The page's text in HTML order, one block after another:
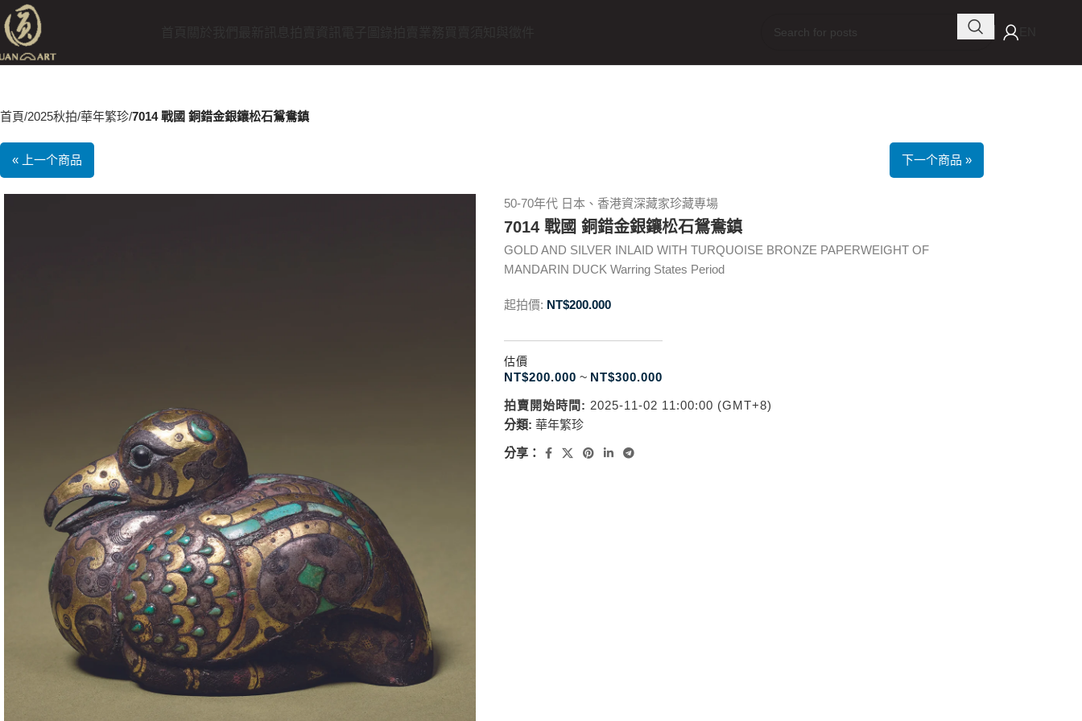
首頁 2025秋拍 華年繁珍 7014 戰國 銅錯金銀鑲松石鴛鴦鎮
« 上一个商品 下一个商品 »
50-70年代 日本、香港資深藏家珍藏專場
7014 戰國 銅錯金銀鑲松石鴛鴦鎮
GOLD AND SILVER INLAID WITH TURQUOISE BRONZE PAPERWEIGHT OF
MANDARIN DUCK Warring States Period
起拍價: NT$200.000
估價
NT$200.000 ~ NT$300.000
拍賣開始時間: 2025-11-02 11:00:00 (GMT+8)
分類: 華年繁珍
分享：